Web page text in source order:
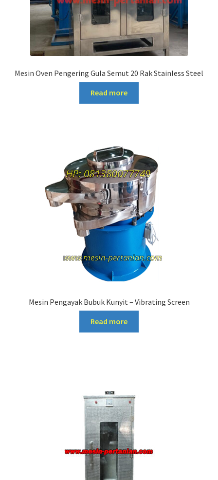
Mesin Oven Pengering Gula Semut 20 Rak Stainless Steel
Read more
Mesin Pengayak Bubuk Kunyit – Vibrating Screen
Read more